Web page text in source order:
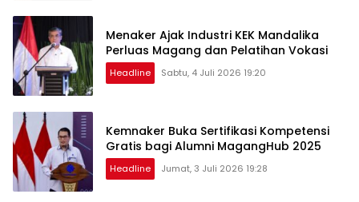
Menaker Ajak Industri KEK Mandalika
Perluas Magang dan Pelatihan Vokasi
Headline Sabtu, 4 Juli 2026 19:20
Kemnaker Buka Sertifikasi Kompetensi
Gratis bagi Alumni MagangHub 2025
Headline Jumat, 3 Juli 2026 19:28